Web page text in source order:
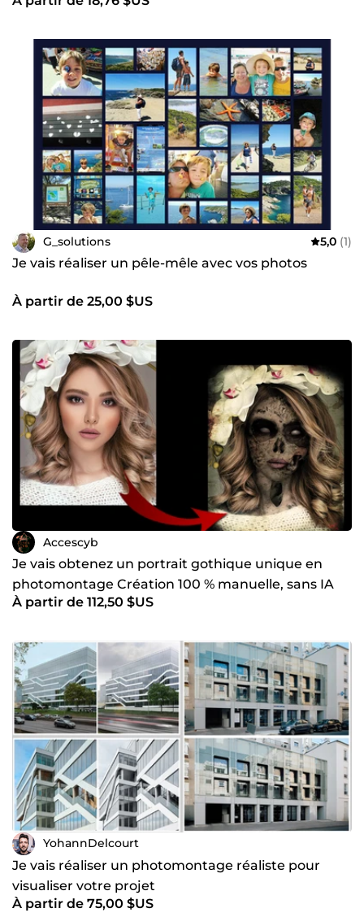
G_solutions 5,0 (1)
Je vais réaliser un pêle-mêle avec vos photos
À partir de 25,00 $US
Accescyb
Je vais obtenez un portrait gothique unique en
photomontage Création 100 % manuelle, sans IA
À partir de 112,50 $US
YohannDelcourt
Je vais réaliser un photomontage réaliste pour
visualiser votre projet
À partir de 75,00 $US